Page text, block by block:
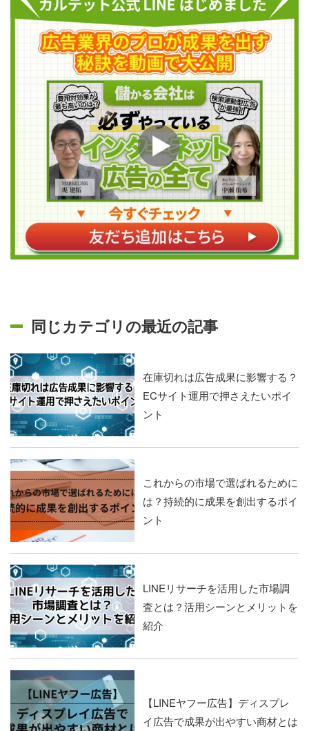
同じカテゴリの最近の記事
在庫切れは広告成果に影響する？
ECサイト運用で押さえたいポイ
ント
これからの市場で選ばれるために
は？持続的に成果を創出するポイ
ント
LINEリサーチを活用した市場調
査とは？活用シーンとメリットを
紹介
【LINEヤフー広告】ディスプレ
イ広告で成果が出やすい商材とは